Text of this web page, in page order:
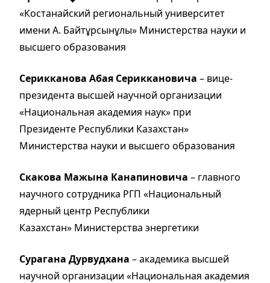
«Костанайский региональный университет
имени А. Байтұрсынұлы» Министерства науки и
высшего образования
Серикканова Абая Сериккановича – вице-
президента высшей научной организации
«Национальная академия наук» при
Президенте Республики Казахстан»
Министерства науки и высшего образования
Скакова Мажына Канапиновича – главного
научного сотрудника РГП «Национальный
ядерный центр Республики
Казахстан» Министерства энергетики
Сурагана Дурвудхана – академика высшей
научной организации «Национальная академия